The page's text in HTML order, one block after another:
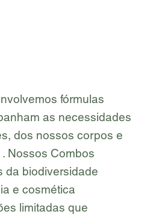
fórmulas
as necessidades
dos nossos corpos e
Nossos Combos
da biodiversidade
e cosmética
limitadas que